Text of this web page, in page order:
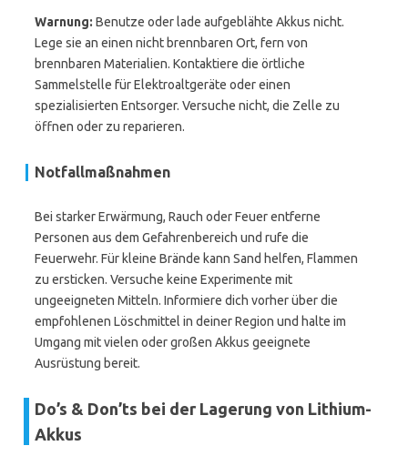
Warnung: Benutze oder lade aufgeblähte Akkus nicht.
Lege sie an einen nicht brennbaren Ort, fern von
brennbaren Materialien. Kontaktiere die örtliche
Sammelstelle für Elektroaltgeräte oder einen
spezialisierten Entsorger. Versuche nicht, die Zelle zu
öffnen oder zu reparieren.
Notfallmaßnahmen
Bei starker Erwärmung, Rauch oder Feuer entferne
Personen aus dem Gefahrenbereich und rufe die
Feuerwehr. Für kleine Brände kann Sand helfen, Flammen
zu ersticken. Versuche keine Experimente mit
ungeeigneten Mitteln. Informiere dich vorher über die
empfohlenen Löschmittel in deiner Region und halte im
Umgang mit vielen oder großen Akkus geeignete
Ausrüstung bereit.
Do’s & Don’ts bei der Lagerung von Lithium-
Akkus